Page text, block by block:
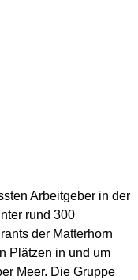
Arbeitgeber in der
rund 300
der Matterhorn
Plätzen in und um
Meer. Die Gruppe